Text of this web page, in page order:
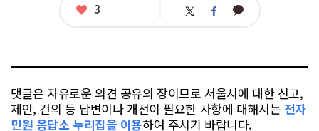
좋
3 트 페 카
댓글은 자유로운 의견 공유의 장이므로 서울시에 대한 신고,
제안, 건의 등 답변이나 개선이 필요한 사항에 대해서는 전자
민원 응답소 누리집을 이용하여 주시기 바랍니다.